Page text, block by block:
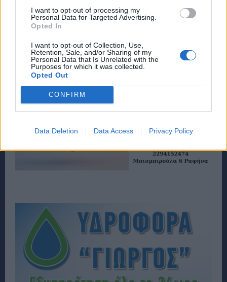
I want to opt-out of processing my
Personal Data for Targeted Advertising.
Opted In
I want to opt-out of Collection, Use,
Retention, Sale, and/or Sharing of my
Personal Data that Is Unrelated with the
Purposes for which it was collected.
Opted Out
CONFIRM
Data Deletion Data Access Privacy Policy